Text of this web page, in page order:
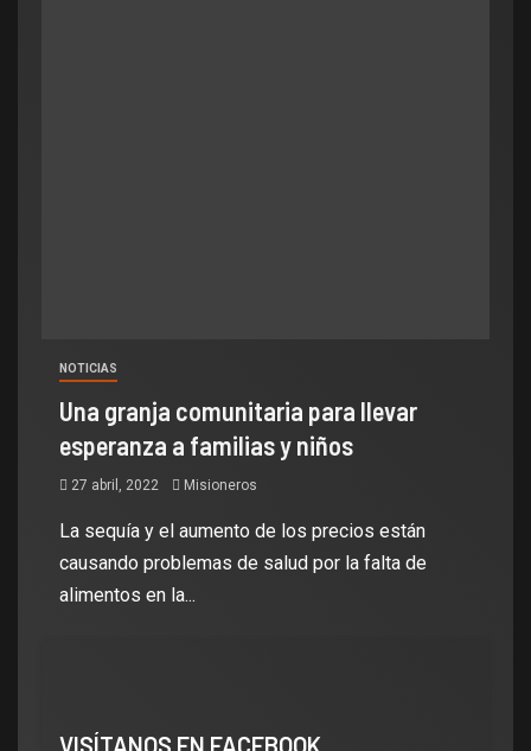
NOTICIAS
Una granja comunitaria para llevar
esperanza a familias y niños
27 abril, 2022 Misioneros
La sequía y el aumento de los precios están
causando problemas de salud por la falta de
alimentos en la...
VISÍTANOS EN FACEBOOK